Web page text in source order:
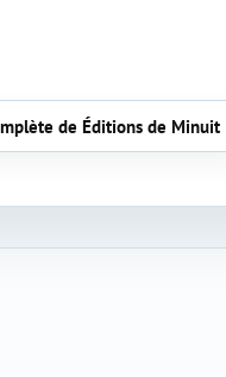
de Éditions de Minuit